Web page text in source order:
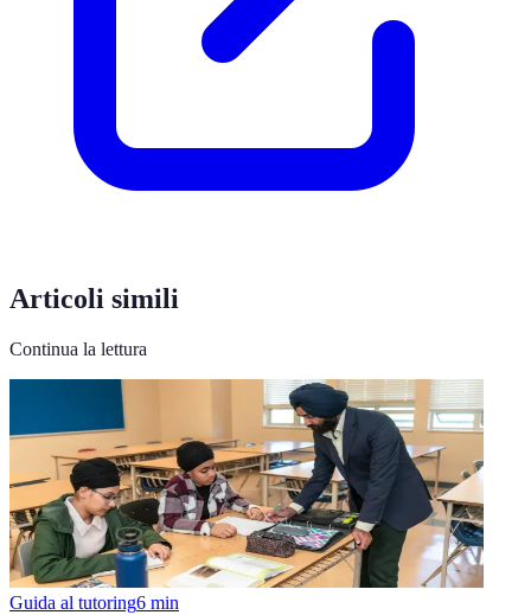
Articoli simili
Continua la lettura
Guida al tutoring6 min